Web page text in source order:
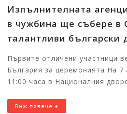
Изпълнителната
в чужбина ще събере в
талантливи български
Първите отличени участници
България за церемонията На 7
11:00 часа в Националния
Виж повече +